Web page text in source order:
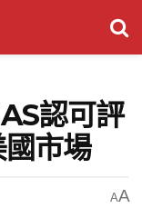
認可評
市場
AA